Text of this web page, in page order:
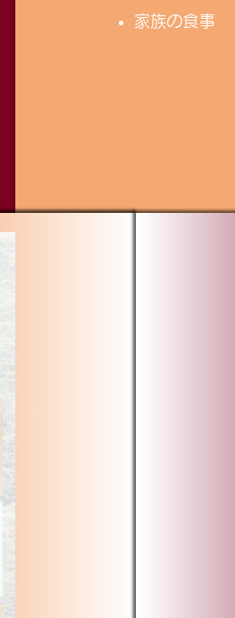
家族の食事